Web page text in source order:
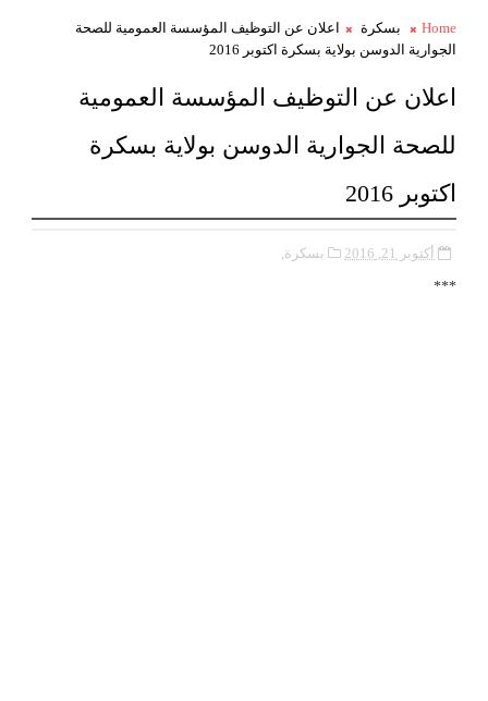
Home بسكرة
اعلان عن التوظيف المؤسسة العمومية للصحة
الجوارية الدوسن بولاية بسكرة اكتوبر 2016
اعلان عن التوظيف المؤسسة العمومية
للصحة الجوارية الدوسن بولاية بسكرة
اكتوبر 2016
أكتوبر 21, 2016 بسكرة,
***